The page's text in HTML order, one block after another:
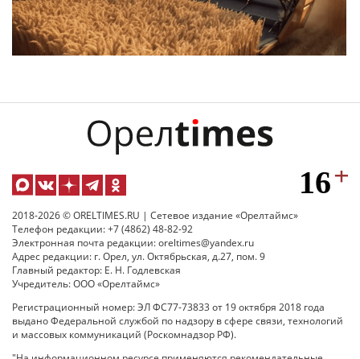
2018-2026 © ORELTIMES.RU | Сетевое издание «Орелтаймс»
Телефон редакции: +7 (4862) 48-82-92
Электронная почта редакции: oreltimes@yandex.ru
Адрес редакции: г. Орел, ул. Октябрьская, д.27, пом. 9
Главный редактор: Е. Н. Годлевская
Учредитель: ООО «Орелтаймс»
Регистрационный номер: ЭЛ ФС77-73833 от 19 октября 2018 года
выдано Федеральной службой по надзору в сфере связи, технологий
и массовых коммуникаций (Роскомнадзор РФ).